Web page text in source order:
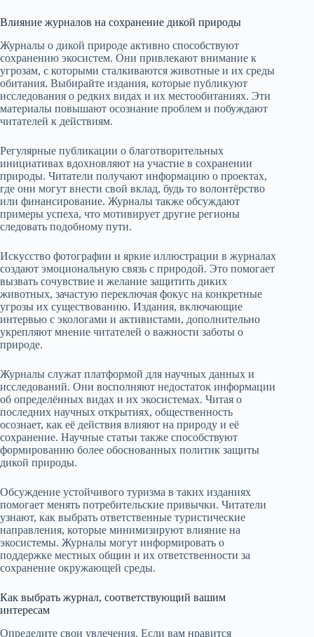
Влияние журналов на сохранение дикой природы
Журналы о дикой природе активно способствуют
сохранению экосистем. Они привлекают внимание к
угрозам, с которыми сталкиваются животные и их среды
обитания. Выбирайте издания, которые публикуют
исследования о редких видах и их местообитаниях. Эти
материалы повышают осознание проблем и побуждают
читателей к действиям.
Регулярные публикации о благотворительных
инициативах вдохновляют на участие в сохранении
природы. Читатели получают информацию о проектах,
где они могут внести свой вклад, будь то волонтёрство
или финансирование. Журналы также обсуждают
примеры успеха, что мотивирует другие регионы
следовать подобному пути.
Искусство фотографии и яркие иллюстрации в журналах
создают эмоциональную связь с природой. Это помогает
вызвать сочувствие и желание защитить диких
животных, зачастую переключая фокус на конкретные
угрозы их существованию. Издания, включающие
интервью с экологами и активистами, дополнительно
укрепляют мнение читателей о важности заботы о
природе.
Журналы служат платформой для научных данных и
исследований. Они восполняют недостаток информации
об определённых видах и их экосистемах. Читая о
последних научных открытиях, общественность
осознает, как её действия влияют на природу и её
сохранение. Научные статьи также способствуют
формированию более обоснованных политик защиты
дикой природы.
Обсуждение устойчивого туризма в таких изданиях
помогает менять потребительские привычки. Читатели
узнают, как выбрать ответственные туристические
направления, которые минимизируют влияние на
экосистемы. Журналы могут информировать о
поддержке местных общин и их ответственности за
сохранение окружающей среды.
Как выбрать журнал, соответствующий вашим
интересам
Определите свои увлечения. Если вам нравится